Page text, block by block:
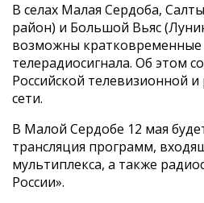
В селах Малая Сердоба,
район) и Большой Вьяс
возможны кратковременные
телерадиосигнала. Об этом
Российской телевизионной
сети.
В Малой Сердобе 12 мая
трансляция программ,
мультиплекса, а также
России».